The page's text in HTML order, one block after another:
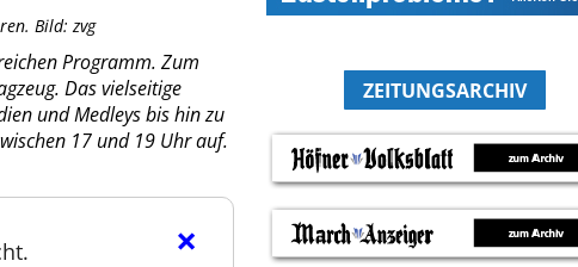
Bild: zvg
Programm. Zum
Das vielseitige
und Medleys bis hin zu
17 und 19 Uhr auf.
×
ZEITUNGSARCHIV